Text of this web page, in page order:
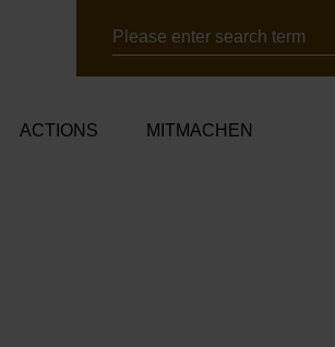
Search
ACTIONS MITMACHEN